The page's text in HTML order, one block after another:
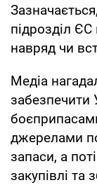
підрозділ
навряд чи
Медіа
забезпечити
джерелами
запаси, а
закупівлі